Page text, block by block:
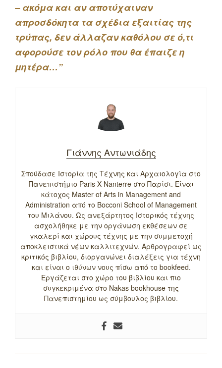
– ακόμα και αν αποτύχαιναν
απροσδόκητα τα σχέδια εξαιτίας της
τρύπας, δεν άλλαζαν καθόλου σε ό,τι
αφορούσε τον ρόλο που θα έπαιζε η
μητέρα…”
Γιάννης Αντωνιάδης
Σπούδασε Ιστορία της Τέχνης και Αρχαιολογία στο
Πανεπιστήμιο Paris X Nanterre στο Παρίσι. Είναι
κάτοχος Master of Arts in Management and
Administration από το Bocconi School of Management
του Μιλάνου. Ως ανεξάρτητος Ιστορικός τέχνης
ασχολήθηκε με την οργάνωση εκθέσεων σε
γκαλερί και χώρους τέχνης με την συμμετοχή
αποκλειστικά νέων καλλιτεχνών. Αρθρογραφεί ως
κριτικός βιβλίου, διοργανώνει διαλέξεις για τέχνη
και είναι ο ιθύνων νους πίσω από το bookfeed.
Εργάζεται στο χώρο του βιβλίου και πιο
συγκεκριμένα στο Nakas bookhouse της
Πανεπιστημίου ως σύμβουλος βιβλίου.